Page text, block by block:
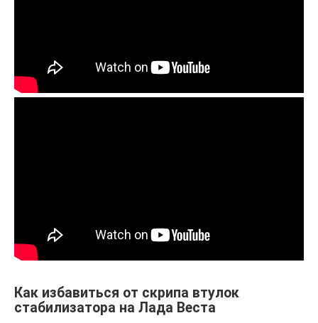
Как избавиться от скрипа втулок
стабилизатора на Лада Веста